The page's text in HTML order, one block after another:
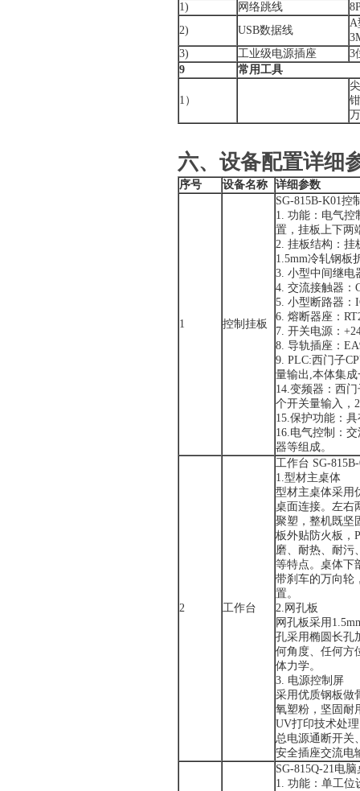
1)
网络跳线
2)
USB数据线
A
3)
工业级电源插座
3
9
常用工具
1）
六、设备配置详细
序号 设备名称 详细参数
1 控制挂板
SG-815B-K01控
1. 功能：电气控
置，挂板上下两
2. 挂板结构：挂
1.5mm冷轧钢板
3. 小型中间继电
4. 交流接触器：
5. 小型断路器：
6. 熔断器座：
7. 开关电源：
8. 导轨插座：
9. PLC:西门子
量输出,本体集
14.变频器：西
个开关量输入，
15.保护功能：
16.电气控制：
器等组成。
2 工作台
工作台 SG-
1.型材主桌体
型材主桌体采用
桌面连接。左右
聚塑，整机既坚
板外贴防火板，
磨、耐热、耐污
等特点。桌体下
带刹车的万向轮
置。
2.网孔板
网孔板采用
孔采用椭圆长孔
何角度、任何方
体力学。
3. 电源控制屏
采用优质钢板做
氧塑粉，坚固耐
UV打印技术处
总电源通断开关
安全插座交流电
SG-815Q-21电脑
1. 功能：单工位